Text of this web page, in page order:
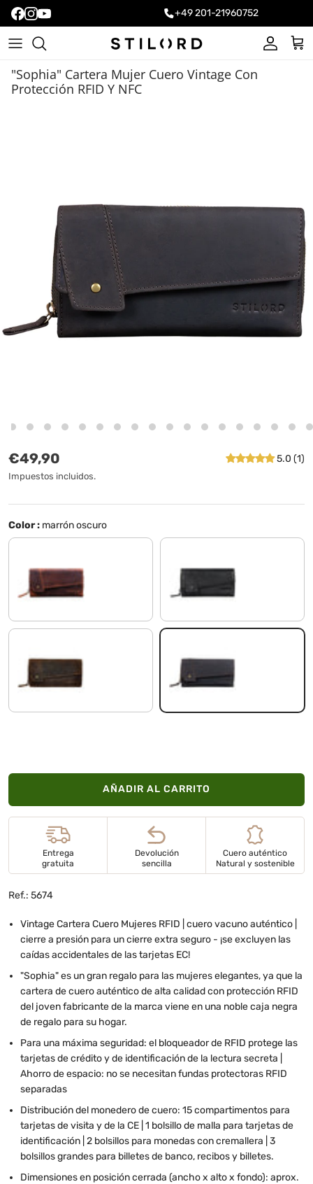
+49 201-21960752
Cuenta
"Sophia" Cartera Mujer Cuero Vintage Con
Protección RFID Y NFC
Precio normal
€49,90
Impuestos incluidos.
5.0 (1)
Color : marrón oscuro
kara - cognac
sepia - marrón puro marrón oscuro
AÑADIR AL CARRITO
Entrega
gratuita
Devolución
sencilla
Cuero auténtico
Natural y sostenible
Ref.: 5674
Vintage Cartera Cuero Mujeres RFID | cuero vacuno auténtico |
cierre a presión para un cierre extra seguro - ¡se excluyen las
caídas accidentales de las tarjetas EC!
"Sophia" es un gran regalo para las mujeres elegantes, ya que la
cartera de cuero auténtico de alta calidad con protección RFID
del joven fabricante de la marca viene en una noble caja negra
de regalo para su hogar.
Para una máxima seguridad: el bloqueador de RFID protege las
tarjetas de crédito y de identificación de la lectura secreta |
Ahorro de espacio: no se necesitan fundas protectoras RFID
separadas
Distribución del monedero de cuero: 15 compartimentos para
tarjetas de visita y de la CE | 1 bolsillo de malla para tarjetas de
identificación | 2 bolsillos para monedas con cremallera | 3
bolsillos grandes para billetes de banco, recibos y billetes.
Dimensiones en posición cerrada (ancho x alto x fondo): aprox.